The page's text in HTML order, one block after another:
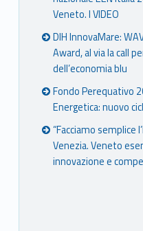
Veneto. I VIDEO
DIH InnovaMare:
Award, al via la call
dell’economia blu
Fondo Perequativo
Energetica: nuovo
“Facciamo semplice
Venezia. Veneto
innovazione e